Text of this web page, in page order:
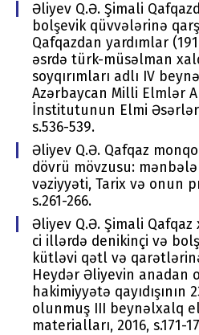
Əliyev Q.Ə. Şimali
bolşevik qüvvələrinə
Qafqazdan yardımlar
əsrdə türk-müsəlman
soyqırımları adlı IV
Azərbaycan Milli Elmlər
İnstitutunun Elmi
s.536-539.
Əliyev Q.Ə. Qafqaz
dövrü mövzusu:
vəziyyəti, Tariх və оnun
s.261-266.
Əliyev Q.Ə. Şimali Qafqaz
ci illərdə denikinçi və
kütləvi qətl və
Heydər Əliyevin anadan
hakimiyyətə
olunmuş III beynəlxalq
materialları, 2016, s.171-